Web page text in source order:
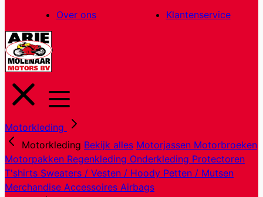
inhoud
Over ons
Klantenservice
Motorkleding
Motorkleding Bekijk alles Motorjassen Motorbroeken
Motorpakken Regenkleding Onderkleding Protectoren
T'shirts Sweaters / Vesten / Hoody Petten / Mutsen
Merchandise Accessoires Airbags